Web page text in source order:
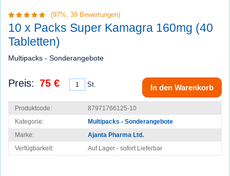
(97%, 39 Bewertungen)
10 x Packs Super Kamagra 160mg (40
Tabletten)
Multipacks - Sonderangebote
Preis: 75 € St. In den Warenkorb
Produktcode:
87971766125-10
Kategorie:
Multipacks - Sonderangebote
Marke:
Ajanta Pharma Ltd.
Verfügbarkeit:
Auf Lager - sofort Lie­fer­bar